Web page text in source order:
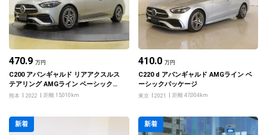
470.9 万円
C200 アバンギャルド リアアクスルス
テアリング AMGライン ベーシックパ
ッケージ レザーエクスクルーシブパッ
熊本 2022 距離 15,010km
410.0 万円
C220 d アバンギャルド AMGライン ベ
ーシックパッケージ
東京 2021 距離 47,004km
新着 新着